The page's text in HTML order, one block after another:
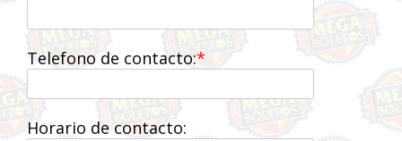
Telefono de contacto:
Horario de contacto: